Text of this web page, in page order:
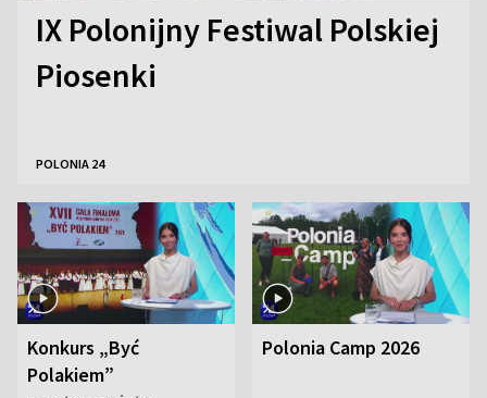
IX Polonijny Festiwal Polskiej
Piosenki
POLONIA 24
Konkurs „Być
Polakiem”
Polonia Camp 2026